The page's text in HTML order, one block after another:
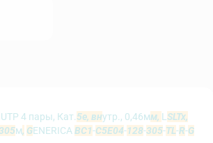
4 пары, Кат. 5e, внутр., 0,46мм, L SLTx,
м, GENERICA BC1-C5E04-128-305-TL-R-G